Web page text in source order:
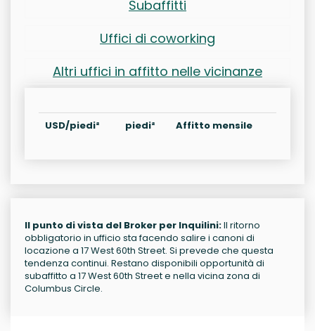
Subaffitti
Uffici di coworking
Altri uffici in affitto nelle vicinanze
USD/piedi² piedi² Affitto mensile
Il punto di vista del Broker per Inquilini:Il ritorno
obbligatorio in ufficio sta facendo salire i canoni di
locazione a 17 West 60th Street. Si prevede che questa
tendenza continui. Restano disponibili opportunità di
subaffitto a 17 West 60th Street e nella vicina zona di
Columbus Circle.